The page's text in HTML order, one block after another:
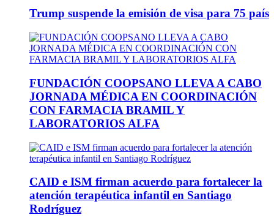
Trump suspende la emisión de visa para 75 país
FUNDACIÓN COOPSANO LLEVA A CABO
JORNADA MÉDICA EN COORDINACIÓN
CON FARMACIA BRAMIL Y
LABORATORIOS ALFA
CAID e ISM firman acuerdo para fortalecer la
atención terapéutica infantil en Santiago
Rodríguez